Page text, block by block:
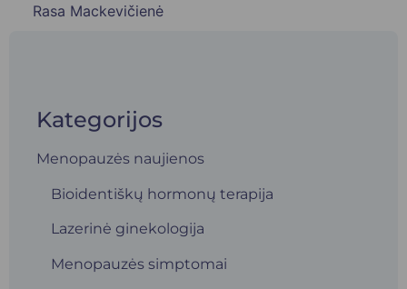
Rasa Mackevičienė
Kategorijos
Menopauzės naujienos
Bioidentiškų hormonų terapija
Lazerinė ginekologija
Menopauzės simptomai